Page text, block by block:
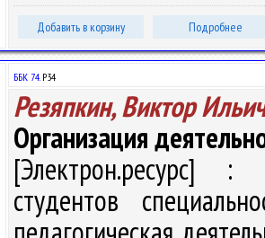
Добавить в корзину Подробнее
ББК 74.Р34
Резяпкин, Виктор Ильич
Организация
[Электрон.ресурс] :
студентов